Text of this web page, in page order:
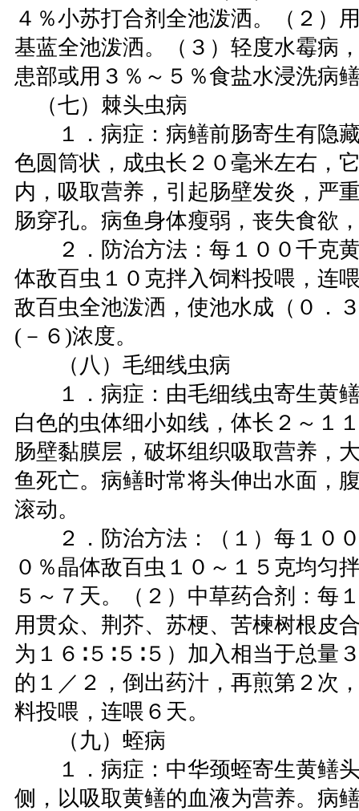
４％小苏打合剂全池泼洒。（２）
基蓝全池泼洒。（３）轻度水霉病
患部或用３％～５％食盐水浸洗病
（七）棘头虫病
１．病症：病鳝前肠寄生有隐藏
色圆筒状，成虫长２０毫米左右，
内，吸取营养，引起肠壁发炎，严
肠穿孔。病鱼身体瘦弱，丧失食欲
２．防治方法：每１００千克黄
体敌百虫１０克拌入饲料投喂，连
敌百虫全池泼洒，使池水成（０．
(－６)浓度。
（八）毛细线虫病
１．病症：由毛细线虫寄生黄鳝
白色的虫体细小如线，体长２～１
肠壁黏膜层，破坏组织吸取营养，
鱼死亡。病鳝时常将头伸出水面，
滚动。
２．防治方法：（１）每１００
０％晶体敌百虫１０～１５克均匀
５～７天。（２）中草药合剂：每
用贯众、荆芥、苏梗、苦楝树根皮
为１６∶５∶５∶５）加入相当于总量
的１／２，倒出药汁，再煎第２次
料投喂，连喂６天。
（九）蛭病
１．病症：中华颈蛭寄生黄鳝头
侧，以吸取黄鳝的血液为营养。病